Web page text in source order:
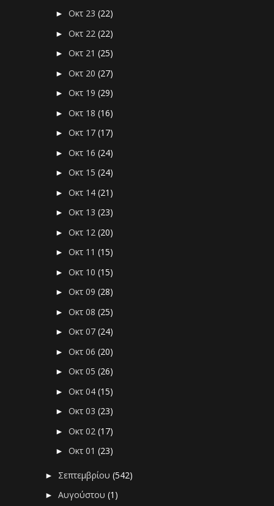
►Οκτ 23(22)
►Οκτ 22(22)
►Οκτ 21(25)
►Οκτ 20(27)
►Οκτ 19(29)
►Οκτ 18(16)
►Οκτ 17(17)
►Οκτ 16(24)
►Οκτ 15(24)
►Οκτ 14(21)
►Οκτ 13(23)
►Οκτ 12(20)
►Οκτ 11(15)
►Οκτ 10(15)
►Οκτ 09(28)
►Οκτ 08(25)
►Οκτ 07(24)
►Οκτ 06(20)
►Οκτ 05(26)
►Οκτ 04(15)
►Οκτ 03(23)
►Οκτ 02(17)
►Οκτ 01(23)
► Σεπτεμβρίου(542)
►Αυγούστου(1)